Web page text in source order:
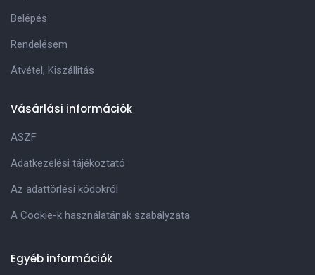
Belépés
Rendelésem
Átvétel, Kiszállitás
Vásárlási információk
ASZF
Adatkezelési tájékoztató
Az adattörlési kódokról
A Cookie-k használatának szabályzata
Egyéb információk